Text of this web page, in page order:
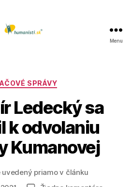
Menu
Kategórie
SPRÁVY
Ledecký sa
k odvolaniu
Kumanovej
uvedený priamo v článku